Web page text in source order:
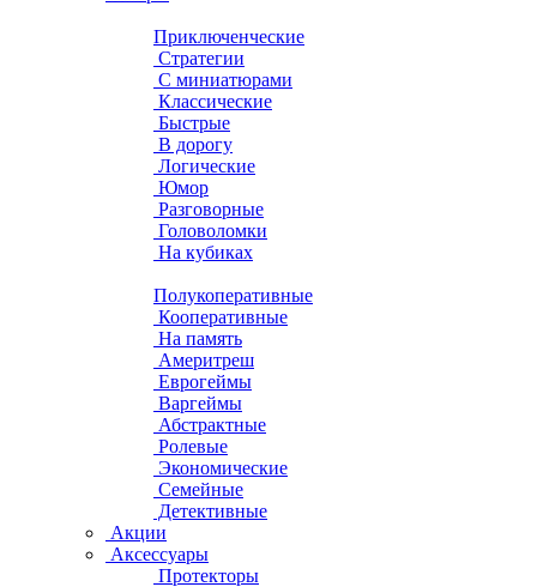
Приключенческие
Стратегии
С миниатюрами
Классические
Быстрые
В дорогу
Логические
Юмор
Разговорные
Головоломки
На кубиках
Полукоперативные
Кооперативные
На память
Америтреш
Еврогеймы
Варгеймы
Абстрактные
Ролевые
Экономические
Семейные
Детективные
Акции
Аксессуары
Протекторы